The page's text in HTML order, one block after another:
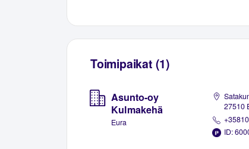
Toimipaikat (1)
Asunto-oy
Kulmakehä
Eura
27510
ID: